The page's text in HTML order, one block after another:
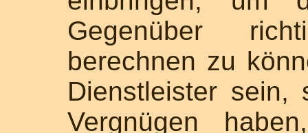
Gegenüber
berechnen zu
Dienstleister sein,
Vergnügen